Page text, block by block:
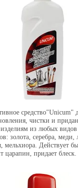
средство"Unicum"
чистки и
изделиям из любых видов
золота, серебра, меди,
мельхиора. Действует
царапин, придает блеск.